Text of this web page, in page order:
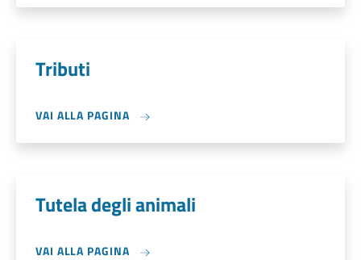
Tributi
VAI ALLA PAGINA
Tutela degli animali
VAI ALLA PAGINA